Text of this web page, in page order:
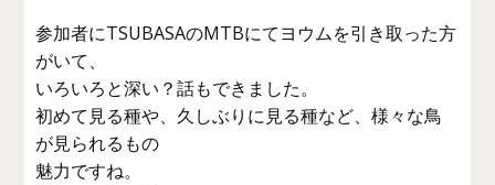
参加者にTSUBASAのMTBにてヨウムを引き取った方
がいて、
いろいろと深い？話もできました。
初めて見る種や、久しぶりに見る種など、様々な鳥
が見られるもの
魅力ですね。